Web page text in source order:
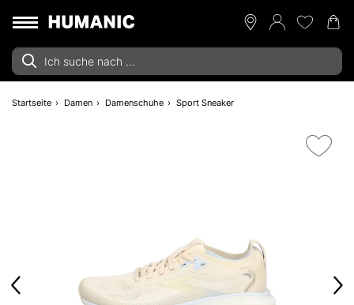
Startseite Damen Damenschuhe Sport Sneaker